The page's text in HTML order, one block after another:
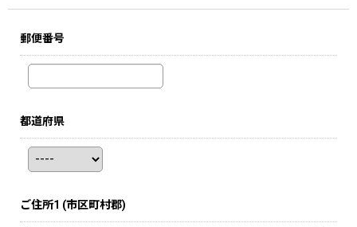
郵便番号
都道府県
ご住所1 (市区町村郡)